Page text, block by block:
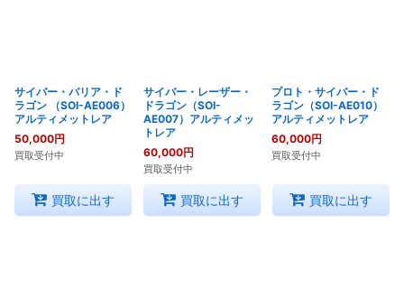
サイバー・バリア・ド
ラゴン （SOI-AE006）
アルティメットレア
50,000円
買取受付中
買取に出す
サイバー・レーザー・
ドラゴン（SOI-
AE007）アルティメッ
トレア
60,000円
買取受付中
買取に出す
プロト・サイバー・ド
ラゴン（SOI-AE010）
アルティメットレア
60,000円
買取受付中
買取に出す